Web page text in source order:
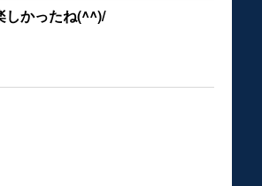
しかったね(^^)/